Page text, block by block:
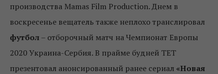
производства Mamas Film Production. Днем в
воскресенье вещатель также неплохо транслировал
футбол– отборочный матч на Чемпионат Европы
2020 Украина-Сербия. В прайме будней ТЕТ
презентовал анонсированный ранее сериал «Новая